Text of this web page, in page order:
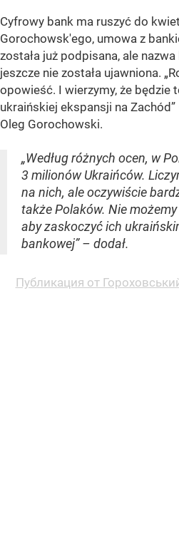
Cyfrowy bank ma ruszyć do
Gorochowsk'ego, umowa z
została już podpisana, ale
jeszcze nie została ujawniona.
opowieść. I wierzymy, że będzie
ukraińskiej ekspansji na Zachód”
Oleg Gorochowski.
„Według różnych ocen, w
3 milionów Ukraińców.
na nich, ale oczywiście
także Polaków. Nie
aby zaskoczyć ich
bankowej” – dodał.
Публикация от